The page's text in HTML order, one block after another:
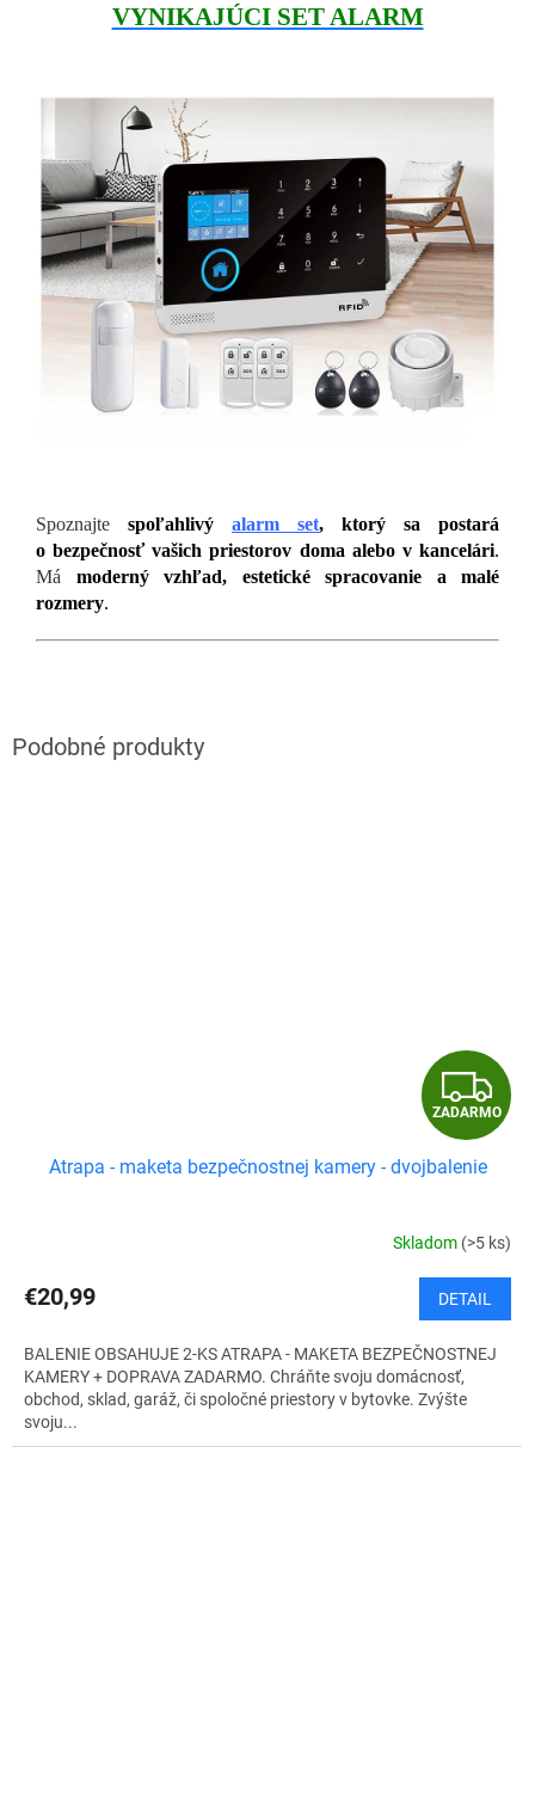
VYNIKAJÚCI SET ALARM
Spoznajte spoľahlivý alarm set, ktorý sa postará
o bezpečnosť vašich priestorov doma alebo v kancelári.
Má moderný vzhľad, estetické spracovanie a malé
rozmery.
Z
A
A
R
M
ZADARMO
Atrapa - maketa bezpečnostnej kamery - dvojbalenie
Skladom (>5 ks)
€20,99 DETAIL
BALENIE OBSAHUJE 2-KS ATRAPA - MAKETA BEZPEČNOSTNEJ
KAMERY + DOPRAVA ZADARMO. Chráňte svoju domácnosť,
obchod, sklad, garáž, či spoločné priestory v bytovke. Zvýšte
svoju...